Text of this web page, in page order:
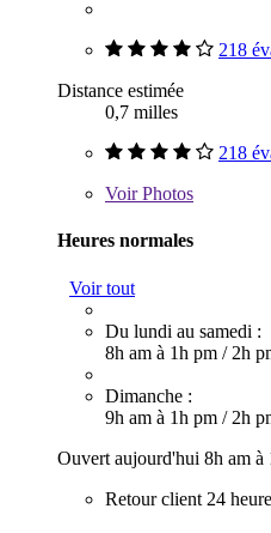
218
Distance estimée
0,7 milles
218
VoirPhotos
Heures normales
Voir tout
Du lundi au samedi :
8h am à 1h pm / 2h
Dimanche :
9h am à 1h pm / 2h
Ouvert aujourd'hui 8h am à
Retour client 24